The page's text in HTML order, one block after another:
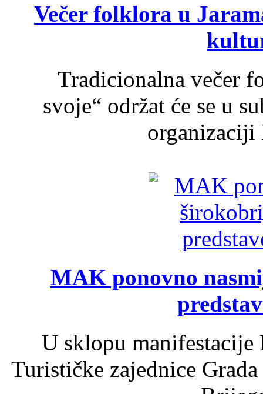
Večer folklora u
Tradicionalna večer
svoje“ održat će se u
organizaciji
MAK ponovno
U sklopu
Turističke zajednice